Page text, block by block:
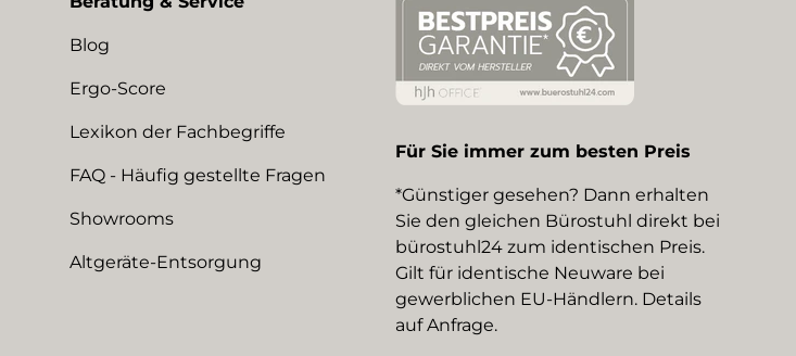
Blog
Ergo-Score
Lexikon der Fachbegriffe
FAQ - Häufig gestellte Fragen
Showrooms
Altgeräte-Entsorgung
Für Sie immer zum besten Preis
*Günstiger gesehen? Dann erhalten
Sie den gleichen Bürostuhl direkt bei
bürostuhl24 zum identischen Preis.
Gilt für identische Neuware bei
gewerblichen EU-Händlern. Details
auf Anfrage.